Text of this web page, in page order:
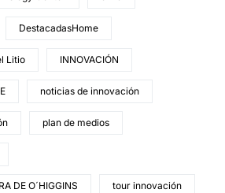
DestacadasHome
Litio INNOVACIÓN
noticias de innovación
plan de medios
DE O´HIGGINS tour innovación